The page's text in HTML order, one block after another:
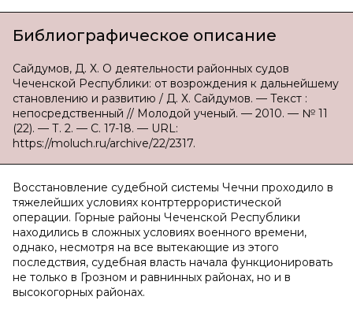
Библиографическое описание
Сайдумов, Д. Х. О деятельности районных судов
Чеченской Республики: от возрождения к дальнейшему
становлению и развитию / Д. Х. Сайдумов. — Текст :
непосредственный // Молодой ученый. — 2010. — № 11
(22). — Т. 2. — С. 17-18. — URL:
https://moluch.ru/archive/22/2317.
Восстановление судебной системы Чечни проходило в
тяжелейших условиях контртеррористической
операции. Горные районы Чеченской Республики
находились в сложных условиях военного времени,
однако, несмотря на все вытекающие из этого
последствия, судебная власть начала функционировать
не только в Грозном и равнинных районах, но и в
высокогорных районах.